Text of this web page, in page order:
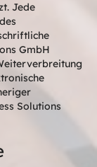
Jede
GmbH
Solutions